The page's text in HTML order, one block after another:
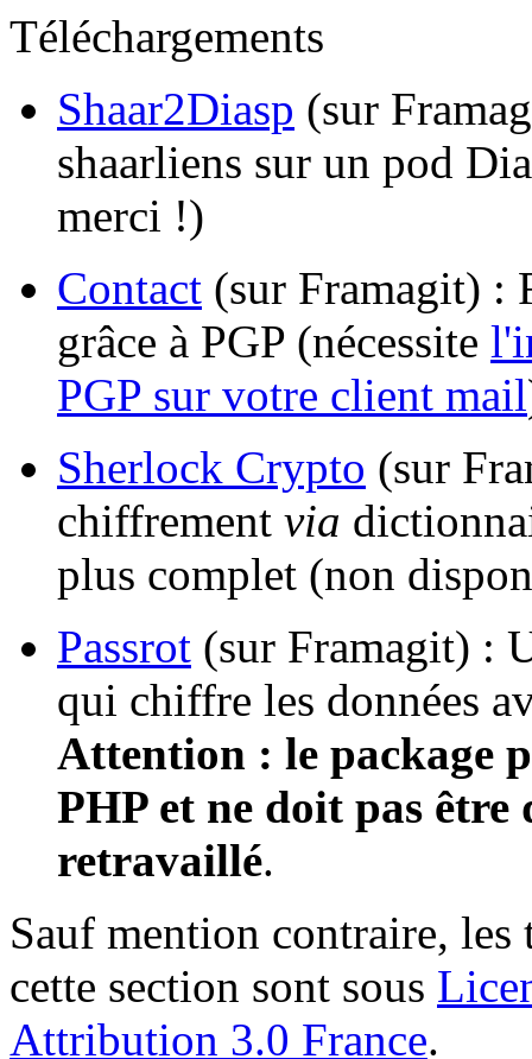
Téléchargements
Shaar2Diasp (sur
shaarliens sur un pod
merci !)
Contact (sur Framagit) :
grâce à PGP (nécessite
PGP sur votre client mail
Sherlock Crypto (sur
chiffrement via
plus complet (non
Passrot (sur Framagit) :
qui chiffre les données
Attention : le package
PHP et ne doit pas être
retravaillé.
Sauf mention contraire, les
cette section sont sous
Attribution 3.0 France.